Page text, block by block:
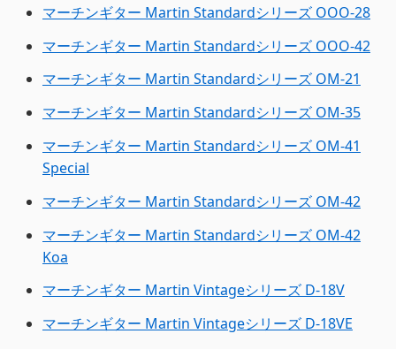
マーチンギター Martin Standardシリーズ OOO-28
マーチンギター Martin Standardシリーズ OOO-42
マーチンギター Martin Standardシリーズ OM-21
マーチンギター Martin Standardシリーズ OM-35
マーチンギター Martin Standardシリーズ OM-41
Special
マーチンギター Martin Standardシリーズ OM-42
マーチンギター Martin Standardシリーズ OM-42
Koa
マーチンギター Martin Vintageシリーズ D-18V
マーチンギター Martin Vintageシリーズ D-18VE